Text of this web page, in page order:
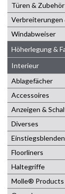
Türen & Zubehör
Verbreiterungen
Windabweiser
Höherlegung &
Interieur
Ablagefächer
Accessoires
Anzeigen &
Diverses
Einstiegsblenden
Floorliners
Haltegriffe
Molle® Products